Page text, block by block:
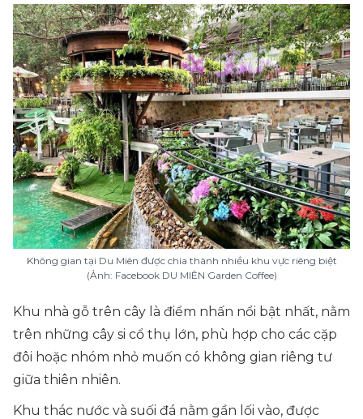
Không gian tại Du Miên được chia thành nhiều khu vực riêng biệt
(Ảnh: Facebook DU MIÊN Garden Coffee)
Khu nhà gỗ trên cây là điểm nhấn nổi bật nhất, nằm
trên những cây si cổ thụ lớn, phù hợp cho các cặp
đôi hoặc nhóm nhỏ muốn có không gian riêng tư
giữa thiên nhiên.
Khu thác nước và suối đá nằm gần lối vào, được